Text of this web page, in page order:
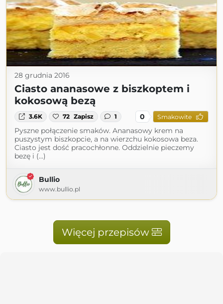
28 grudnia 2016
Ciasto ananasowe z biszkoptem i
kokosową bezą
3.6K 72 Zapisz 1 0 Smakowite
Pyszne połączenie smaków. Ananasowy krem na
puszystym biszkopcie, a na wierzchu kokosowa beza.
Ciasto jest dość pracochłonne. Oddzielnie pieczemy
bezę i (...)
Bullio
www.bullio.pl
Więcej przepisów